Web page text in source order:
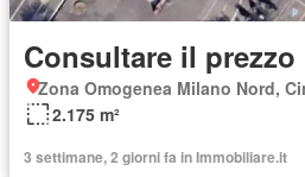
Consultare il prezzo
Zona Omogenea Milano Nord,
2.175 m²
3 settimane, 2 giorni fa in Immobiliare.it